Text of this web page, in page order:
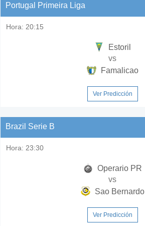
Portugal Primeira Liga
Hora: 20:15
Estoril
vs
Famalicao
Ver Predicción
Brazil Serie B
Hora: 23:30
Operario PR
vs
Sao Bernardo
Ver Predicción